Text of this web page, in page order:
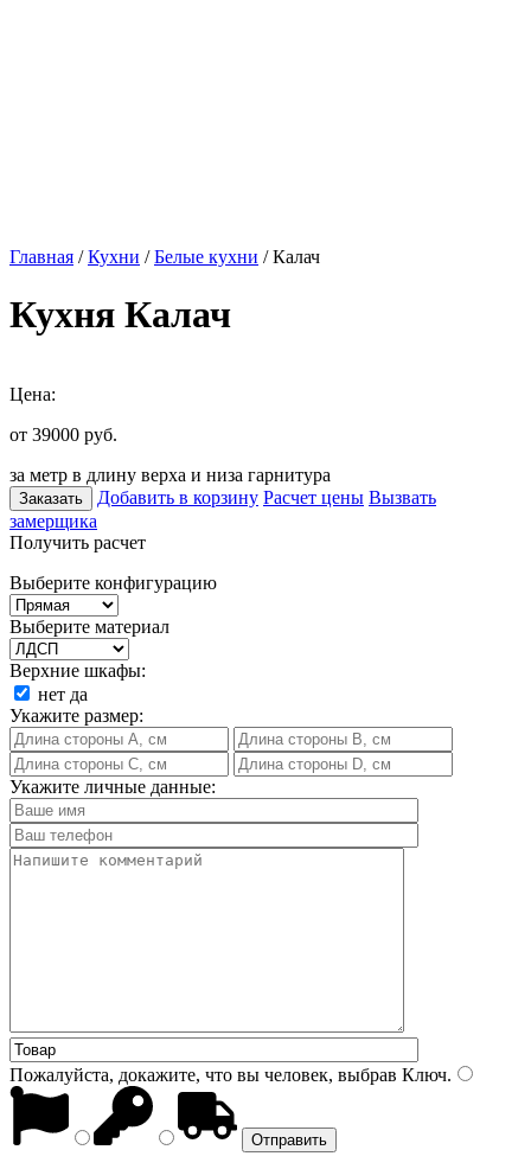
Главная /Кухни /Белые кухни / Калач
Кухня Калач
Цена:
от 39000 руб.
за метр в длину верха и низа гарнитура
Заказать Добавить в корзину Расчет цены Вызвать
замерщика
Получить расчет
Выберите конфигурацию
Выберите материал
Верхние шкафы:
нет да
Укажите размер:
Укажите личные данные:
Пожалуйста, докажите, что вы человек, выбрав Ключ.